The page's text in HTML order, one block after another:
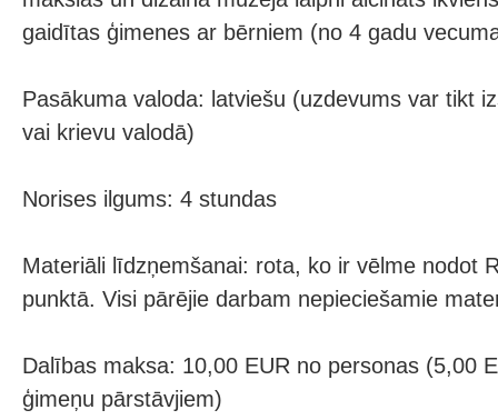
gaidītas ģimenes ar bērniem (no 4 gadu
Pasākuma valoda: latviešu (uzdevums var tikt
vai krievu valodā)
Norises ilgums: 4 stundas
Materiāli līdzņemšanai: rota, ko ir vēlme nodot
punktā. Visi pārējie darbam nepieciešamie
Dalības maksa: 10,00 EUR no personas (5,00
ģimeņu pārstāvjiem)